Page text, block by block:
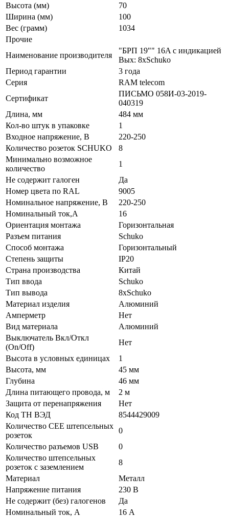
Высота (мм)
70
Ширина (мм)
100
Вес (грамм)
1034
Прочие
Наименование производителя
"БРП 19"" 16A с индикацией
Вых: 8хSchuko
Период гарантии
3 года
Серия
RAM telecom
Сертификат
ПИСЬМО 058И-03-2019-
040319
Длина, мм
484 мм
Кол-во штук в упаковке
1
Входное напряжение, В
220-250
Количество розеток SCHUKO
8
Минимально возможное
количество
1
Не содержит галоген
Да
Номер цвета по RAL
9005
Номинальное напряжение, В
220-250
Номинальный ток,А
16
Ориентация монтажа
Горизонтальная
Разъем питания
Schuko
Способ монтажа
Горизонтальный
Степень защиты
IP20
Страна производства
Китай
Тип ввода
Schuko
Тип вывода
8xSchuko
Материал изделия
Алюминий
Амперметр
Нет
Вид материала
Алюминий
Выключатель Вкл/Откл
(On/Off)
Нет
Высота в условных единицах
1
Высота, мм
45 мм
Глубина
46 мм
Длина питающего провода, м
2 м
Защита от перенапряжения
Нет
Код ТН ВЭД
8544429009
Количество CEE штепсельных
розеток
0
Количество разъемов USB
0
Количество штепсельных
розеток с заземлением
8
Материал
Металл
Напряжение питания
230 В
Не содержит (без) галогенов
Да
Номинальный ток, А
16 А